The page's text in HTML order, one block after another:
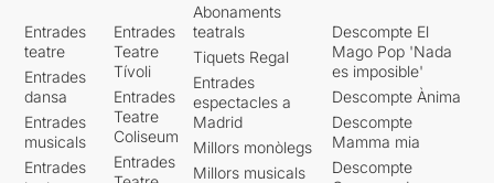
Entrades
teatre
Entrades
dansa
Entrades
musicals
Entrades
Entrades
Teatre
Tívoli
Entrades
Teatre
Coliseum
Entrades
Abonaments
teatrals
Tiquets Regal
Entrades
espectacles a
Madrid
Millors monòlegs
Millors musicals
Descompte El
Mago Pop 'Nada
es imposible'
Descompte Ànima
Descompte
Mamma mia
Descompte